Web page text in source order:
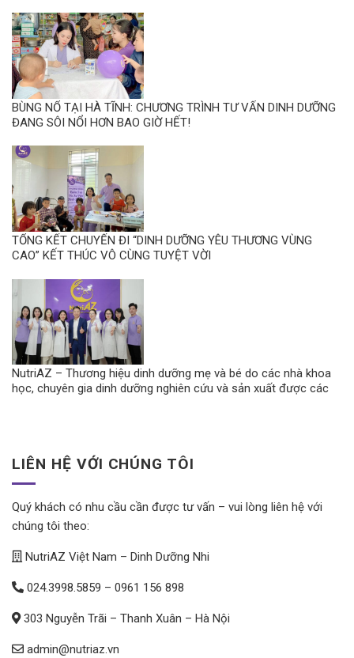
BÙNG NỔ TẠI HÀ TĨNH: CHƯƠNG TRÌNH TƯ VẤN DINH DƯỠNG
ĐANG SÔI NỔI HƠN BAO GIỜ HẾT!
TỔNG KẾT CHUYẾN ĐI “DINH DƯỠNG YÊU THƯƠNG VÙNG
CAO” KẾT THÚC VÔ CÙNG TUYỆT VỜI
NutriAZ – Thương hiệu dinh dưỡng mẹ và bé do các nhà khoa
học, chuyên gia dinh dưỡng nghiên cứu và sản xuất được các
LIÊN HỆ VỚI CHÚNG TÔI
Quý khách có nhu cầu cần được tư vấn – vui lòng liên hệ với
chúng tôi theo:
NutriAZ Việt Nam – Dinh Dưỡng Nhi
024.3998.5859 – 0961 156 898
303 Nguyễn Trãi – Thanh Xuân – Hà Nội
admin@nutriaz.vn